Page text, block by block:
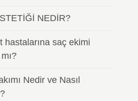
NEDİR?
hastalarına saç ekimi
Nedir ve Nasıl